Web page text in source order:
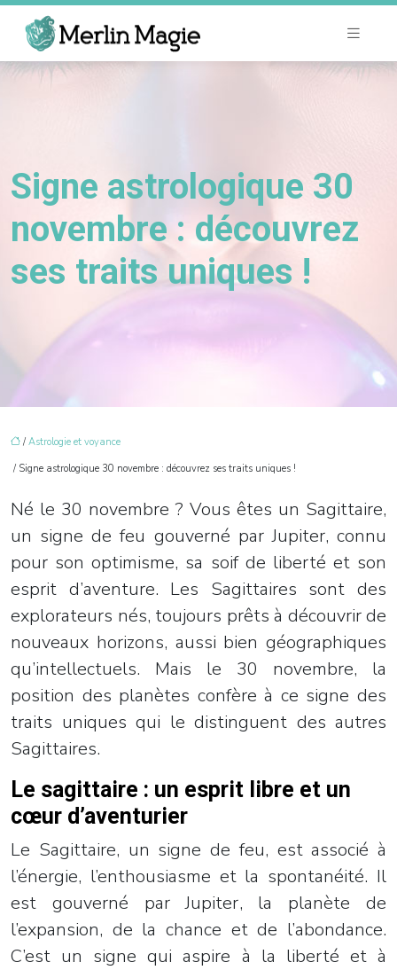
Signe astrologique 30
novembre : découvrez
ses traits uniques !
/ Astrologie et voyance
/ Signe astrologique 30 novembre : découvrez ses traits uniques !
Né le 30 novembre ? Vous êtes un Sagittaire,
un signe de feu gouverné par Jupiter, connu
pour son optimisme, sa soif de liberté et son
esprit d’aventure. Les Sagittaires sont des
explorateurs nés, toujours prêts à découvrir de
nouveaux horizons, aussi bien géographiques
qu’intellectuels. Mais le 30 novembre, la
position des planètes confère à ce signe des
traits uniques qui le distinguent des autres
Sagittaires.
Le sagittaire : un esprit libre et un
cœur d’aventurier
Le Sagittaire, un signe de feu, est associé à
l’énergie, l’enthousiasme et la spontanéité. Il
est gouverné par Jupiter, la planète de
l’expansion, de la chance et de l’abondance.
C’est un signe qui aspire à la liberté et à